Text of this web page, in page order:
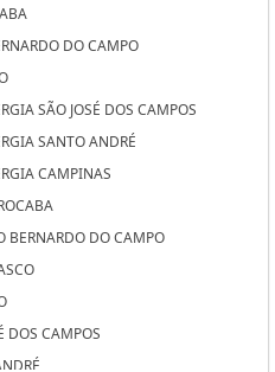
DO CAMPO
SÃO JOSÉ DOS CAMPOS
SANTO ANDRÉ
CAMPINAS
BERNARDO DO CAMPO
DOS CAMPOS